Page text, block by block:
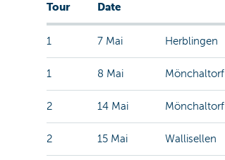
Tour Date
1 7 Mai Herblingen
1 8 Mai Mönchaltorf
2 14 Mai Mönchaltorf
2 15 Mai Wallisellen